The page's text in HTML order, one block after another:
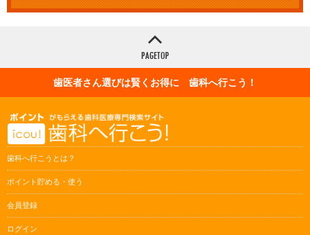
歯医者さん選びは賢くお得に 歯科へ行こう！
歯科へ行こうとは？
ポイント貯める・使う
会員登録
ログイン